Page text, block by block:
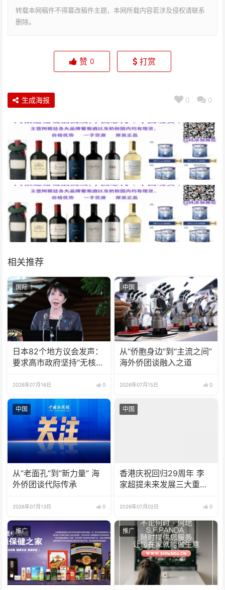
转载本网稿件不得篡改稿件主题，本网所载内容若涉及侵权请联系
删除。
赞 0 打赏
0 0
生成海报
相关推荐
国际
日本82个地方议会发声：
要求高市政府坚持“无核三
2026年07月16日 0
中国
从“侨胞身边”到“主流之间”
海外侨团谈融入之道
2026年07月15日 0
中国
从“老面孔”到“新力量” 海
外侨团谈代际传承
2026年07月13日 0
中国
香港庆祝回归29周年 李
家超提未来发展三大重点
2026年07月02日 0
推广 推广